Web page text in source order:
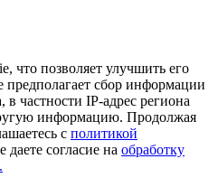
что позволяет улучшить его
предполагает сбор информации
в частности IP-адрес региона
информацию. Продолжая
с политикой
даете согласие на обработку